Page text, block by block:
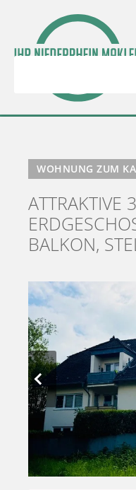
WOHNUNG ZUM
ATTRAKTIVE
BALKON,